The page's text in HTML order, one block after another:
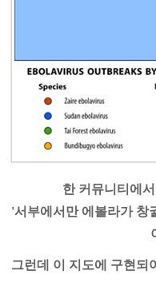
한 커뮤니티에
'서부에서만 에볼라가 창
그런데 이 지도에 구현되